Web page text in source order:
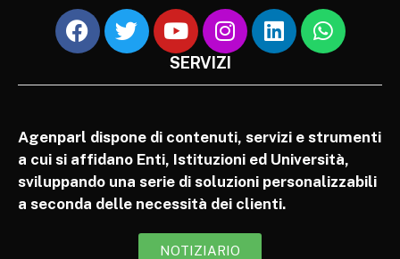
SERVIZI
Agenparl dispone di contenuti, servizi e strumenti
a cui si affidano Enti, Istituzioni ed Università,
sviluppando una serie di soluzioni personalizzabili
a seconda delle necessità dei clienti.
NOTIZIARIO